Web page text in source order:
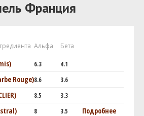
Франция
Альфа Бета
6.3 4.1
Rouge)8.6 3.6
8.5 3.3
8 3.5
Подробнее